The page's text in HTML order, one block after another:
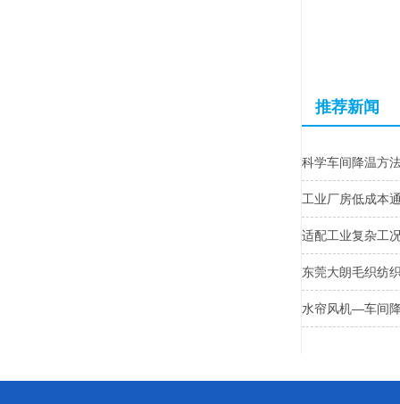
推荐新闻
科学车间降温方
工业厂房低成本
适配工业复杂工
东莞大朗毛织纺
水帘风机—车间